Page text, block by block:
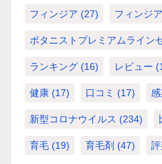
フィンジア (27) フィンジ
ボタニストプレミアムライン
ランキング (16) レビュー
健康 (17) 口コミ (17)
新型コロナウイルス (234)
育毛 (19) 育毛剤 (47) 評